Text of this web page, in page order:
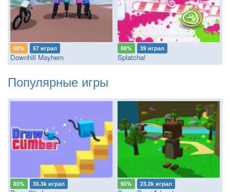
60% 57 играл
Downhill Mayhem
88% 39 играл
Splatcha!
Популярные игры
85% 35.3k играл 90% 23.2k играл